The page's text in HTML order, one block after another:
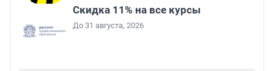
Скидка 11% на все курсы
До 31 августа, 2026